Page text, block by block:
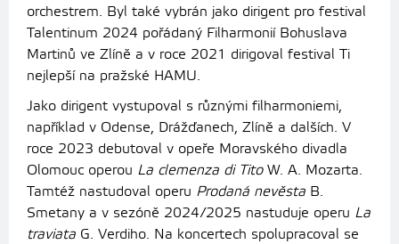
orchestrem. Byl také vybrán jako dirigent pro festival
Talentinum 2024 pořádaný Filharmonií Bohuslava
Martinů ve Zlíně a v roce 2021 dirigoval festival Ti
nejlepší na pražské HAMU.
Jako dirigent vystupoval s různými filharmoniemi,
například v Odense, Drážďanech, Zlíně a dalších. V
roce 2023 debutoval v opeře Moravského divadla
Olomouc operou La clemenza di TitoW. A. Mozarta.
Tamtéž nastudoval operu Prodaná nevěsta B.
Smetany a v sezóně 2024/2025 nastuduje operu La
traviata G. Verdiho. Na koncertech spolupracoval se